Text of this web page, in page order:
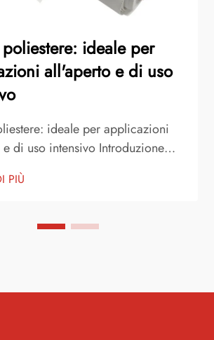
ideale per
all'aperto e di uso
ideale per applicazioni
di uso intensivo Introduzione
più affidabili e versatili
È diventato un materiale di
PIÙ